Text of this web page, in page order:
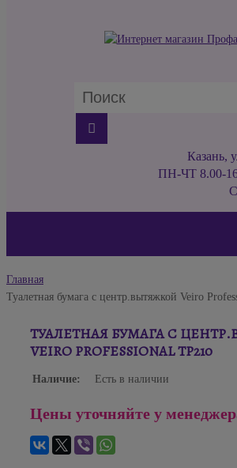
Казань,
ПН-ЧТ 8.00-
Главная
Туалетная бумага с центр.вытяжкой Veiro
ТУАЛЕТНАЯ БУМАГА С
VEIRO PROFESSIONAL ТP210
Наличие: Есть в наличии
Цены уточняйте у